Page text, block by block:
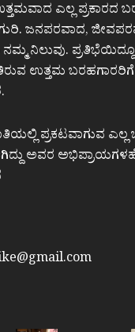
ಎಲ್ಲ ಪ್ರಕಾರದ
ಜನಪರವಾದ,
ನಮ್ಮ ನಿಲುವು. ಪ್ರತಿಭೆಯಿದ್ದೂ
ಉತ್ತಮ ಬರಹಗಾರರಿಗೆ
ಪ್ರಕಟವಾಗುವ ಎಲ್ಲ
ಅವರ